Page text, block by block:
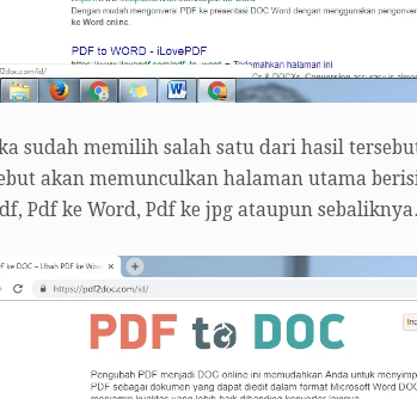
sudah memilih salah satu dari hasil
akan memunculkan halaman utama
Pdf ke Word, Pdf ke jpg ataupun sebaliknya.